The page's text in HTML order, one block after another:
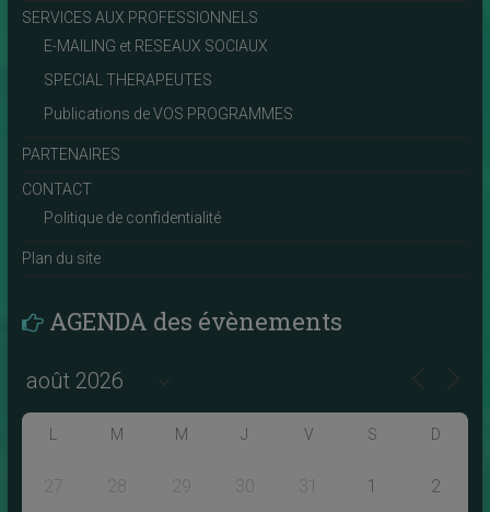
SERVICES AUX PROFESSIONNELS
E-MAILING et RESEAUX SOCIAUX
SPECIAL THERAPEUTES
Publications de VOS PROGRAMMES
PARTENAIRES
CONTACT
Politique de confidentialité
Plan du site
AGENDA des évènements
L M M J V S D
27 28 29 30 31 1 2